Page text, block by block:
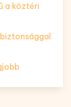
a köztéri